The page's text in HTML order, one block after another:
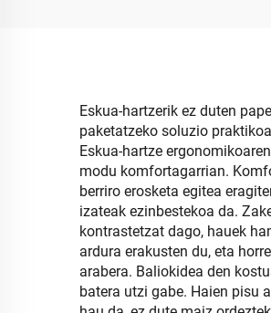
Eskua-hartzerik ez duten
paketatzeko soluzio
Eskua-hartze
modu komfortagarrian.
berriro erosketa egitea
izateak ezinbestekoa da.
kontrastetzat dago, hauek
ardura erakusten du, eta
arabera. Baliokidea den
batera utzi gabe. Haien pisu